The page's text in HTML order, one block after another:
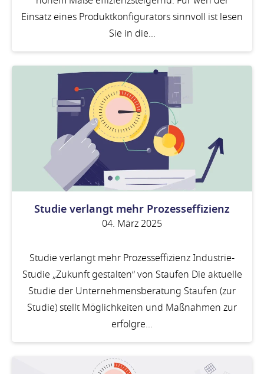
Einsatz eines Produktkonfigurators sinnvoll ist lesen
Sie in die...
Studie verlangt mehr Prozesseffizienz
04. März 2025
Studie verlangt mehr Prozesseffizienz Industrie-
Studie „Zukunft gestalten“ von Staufen Die aktuelle
Studie der Unternehmensberatung Staufen (zur
Studie) stellt Möglichkeiten und Maßnahmen zur
erfolgre...